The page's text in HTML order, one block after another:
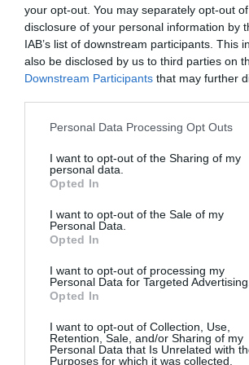
your opt-out. You may separately opt-out
disclosure of your personal information by
IAB’s list of downstream participants. This
also be disclosed by us to third parties on
Downstream Participants that may further
Personal Data Processing Opt Outs
I want to opt-out of the Sharing of my
personal data.
Opted In
I want to opt-out of the Sale of my
Personal Data.
Opted In
I want to opt-out of processing my
Personal Data for Targeted Advertising.
Opted In
I want to opt-out of Collection, Use,
Retention, Sale, and/or Sharing of my
Personal Data that Is Unrelated with
Purposes for which it was collected.
private equity a commenté :
9
Ah le monde d’après …
“Un secteur du transport aérien sain – avec
concentrées sur la réduction des coûts”
avant la crise ?
FAIRE UN DON